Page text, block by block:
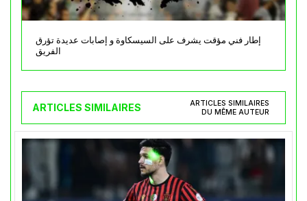
إطار فني مؤقت يشرف على السيسكاوة و إصابات عديدة تؤرق
الفريق
ARTICLES SIMILAIRES
ARTICLES SIMILAIRES
DU MÊME AUTEUR